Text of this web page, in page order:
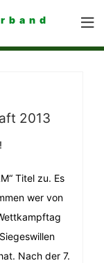
2013
Titel zu. Es
wer von
Nach der 7.